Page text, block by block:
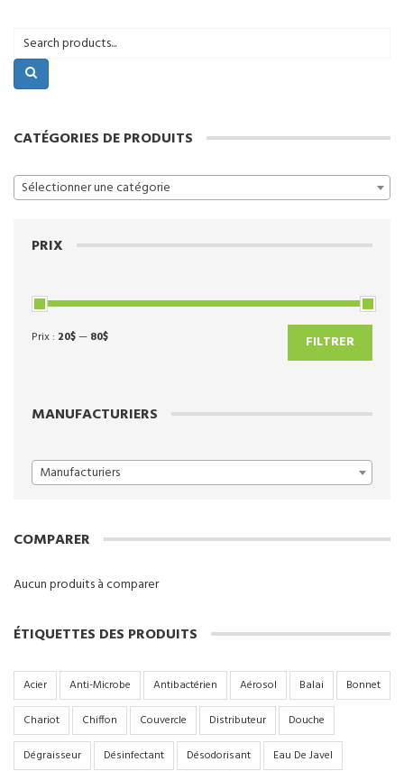
du
CATÉGORIES DE PRODUITS
Sélectionner une catégorie
PRIX
FILTRER
Prix : 20$— 80$
MANUFACTURIERS
Manufacturiers
COMPARER
Aucun produits à comparer
ÉTIQUETTES DES PRODUITS
Acier Anti-Microbe Antibactérien Aérosol Balai
Bonnet
Chariot
Chiffon Couvercle Distributeur
Douche
Dégraisseur
Désinfectant Désodorisant
Eau De Javel